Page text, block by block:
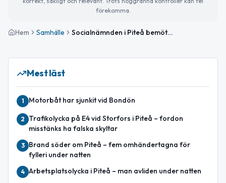
förekomma.
Hem Samhälle Socialnämnden i Piteå bemöter revisionskritik mot styrningen
Mest läst
1 Motorbåt har sjunkit vid Bondön
2
Trafikolycka på E4 vid Storfors i Piteå – fordon
misstänks ha falska skyltar
3
Brand söder om Piteå – fem omhändertagna för
fylleri under natten
4 Arbetsplatsolycka i Piteå – man avliden under natten